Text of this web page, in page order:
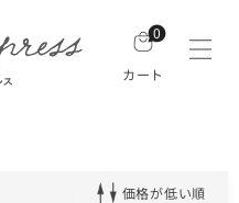
0
カート
価格が低い順